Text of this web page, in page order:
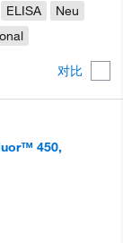
对比
ELISA
Neu
450,